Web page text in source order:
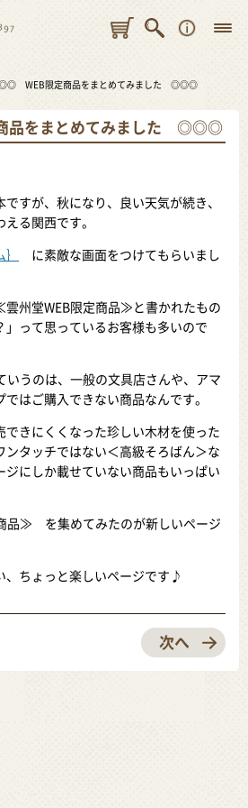
WEB限定商品をまとめてみました ◎◎◎
をまとめてみました ◎◎◎
すが、秋になり、良い天気が続き、
える関西です。
｝
に素敵な画面をつけてもらいまし
州堂WEB限定商品≫と書かれたもの
」って思っているお客様も多いので
うのは、一般の文具店さんや、アマ
はご購入できない商品なんです。
できにくくなった珍しい木材を使った
ンタッチではない＜高級そろばん＞な
ジにしか載せていない商品もいっぱい
品≫ を集めてみたのが新しいページ
、ちょっと楽しいページです♪
次へ